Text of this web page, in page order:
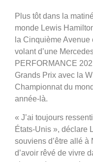
Plus tôt dans la
monde Lewis
la Cinquième Avenue
volant d’une
PERFORMANCE
Grands Prix avec la
Championnat du
année-là.
« J’ai toujours
États-Unis », déclare
souviens d’être allé à
d’avoir rêvé de vivre